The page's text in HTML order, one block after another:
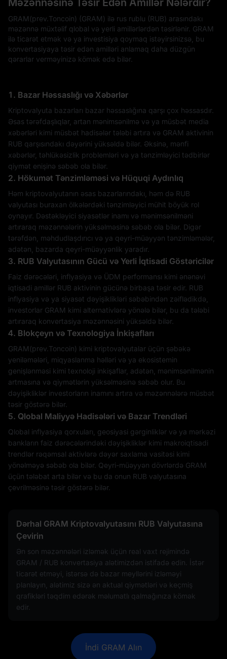
Məzənnəsinə Təsir Edən Amillər Nələrdir?
GRAM(prev.Toncoin) (GRAM) ilə rus rublu (RUB) arasındakı
məzənnə müxtəlif qlobal və yerli amillərlərdən təsirlənir. GRAM
ilə ticarət etmək və ya investisiya qoymaq istəyirsinizsə, bu
konvertasiyaya təsir edən amilləri anlamaq daha düzgün
qərarlar verməyinizə kömək edə bilər.
1. Bazar Həssaslığı və Xəbərlər
Kriptovalyuta bazarları bazar həssaslığına qarşı çox həssasdır.
Əsas tərəfdaşlıqlar, artan mənimsənilmə və ya müsbət media
xəbərləri kimi müsbət hadisələr tələbi artıra və GRAM aktivinin
RUB qarşısındakı dəyərini yüksəldə bilər. Əksinə, mənfi
xəbərlər, təhlükəsizlik problemləri və ya tənzimləyici tədbirlər
qiymət enişinə səbəb ola bilər.
2. Hökumət Tənzimləməsi və Hüquqi Aydınlıq
Həm kriptovalyutanın əsas bazarlarındakı, həm də RUB
valyutası buraxan ölkələrdəki tənzimləyici mühit böyük rol
oynayır. Dəstəkləyici siyasətlər inamı və mənimsənilməni
artıraraq məzənnələrin yüksəlməsinə səbəb ola bilər. Digər
tərəfdən, məhdudlaşdırıcı və ya qeyri-müəyyən tənzimləmələr,
adətən, bazarda qeyri-müəyyənlik yaradır.
3. RUB Valyutasının Gücü və Yerli İqtisadi Göstəricilər
Faiz dərəcələri, inflyasiya və ÜDM performansı kimi ənənəvi
iqtisadi amillər RUB aktivinin gücünə birbaşa təsir edir. RUB
inflyasiya və ya siyasət dəyişiklikləri səbəbindən zəiflədikdə,
investorlar GRAM kimi alternativlərə yönələ bilər, bu da tələbi
artıraraq konvertasiya məzənnəsini yüksəldə bilər.
4. Blokçeyn və Texnologiya İnkişafları
GRAM(prev.Toncoin) kimi kriptovalyutalar üçün şəbəkə
yeniləmələri, miqyaslanma həlləri və ya ekosistemin
genişlənməsi kimi texnoloji inkişaflar, adətən, mənimsənilmənin
artmasına və qiymətlərin yüksəlməsinə səbəb olur. Bu
dəyişikliklər investorların inamını artıra və məzənnələrə müsbət
təsir göstərə bilər.
5. Qlobal Maliyyə Hadisələri və Bazar Trendləri
Qlobal inflyasiya qorxuları, geosiyasi gərginliklər və ya mərkəzi
bankların faiz dərəcələrindəki dəyişikliklər kimi makroiqtisadi
trendlər rəqəmsal aktivlərə dəyər saxlama vasitəsi kimi
yönəlməyə səbəb ola bilər. Qeyri-müəyyən dövrlərdə GRAM
üçün tələbat arta bilər və bu da onun RUB valyutasına
çevrilməsinə təsir göstərə bilər.
Dərhal GRAM Kriptovalyutasını RUB Valyutasına
Çevirin
Ən son məzənnələri izləmək üçün real vaxt rejimində
GRAM / RUB konvertasiya alətimizdən istifadə edin. İstər
ticarət etməyi, istərsə də bazar meyllərini izləməyi
planlayın, alətimiz sizə ən aktual qiymətləri və keçmiş
qrafikləri təqdim edərək məlumatlı qalmağınıza kömək
edir.
İndi GRAM Alın